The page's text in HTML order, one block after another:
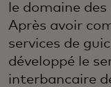
le domaine
Après avoir
services de
développé le
interbancaire